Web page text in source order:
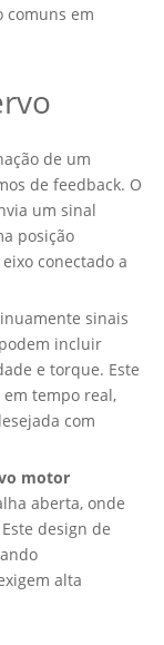
comuns em
de um
de feedback. O
um sinal
posição
conectado a
sinais
incluir
e torque. Este
tempo real,
com
motor
aberta, onde
design de
alta